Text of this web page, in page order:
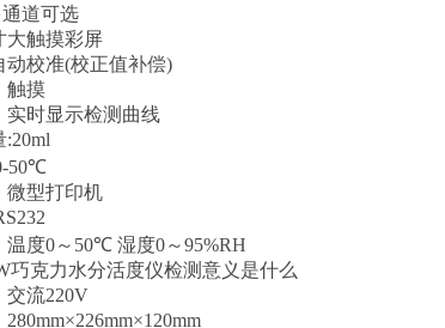
通道可选
大触摸彩屏
动校准(校正值补偿)
触摸
实时显示检测曲线
:20ml
50℃
微型打印机
温度0～ 50℃ 湿度0～95%RH
巧克力水分活度仪检测意义是什么
交流220V
280mm×226mm×120mm